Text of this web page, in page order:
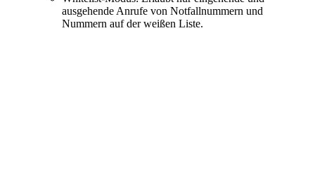
ausgehende Anrufe von Notfallnummern und
Nummern auf der weißen Liste.